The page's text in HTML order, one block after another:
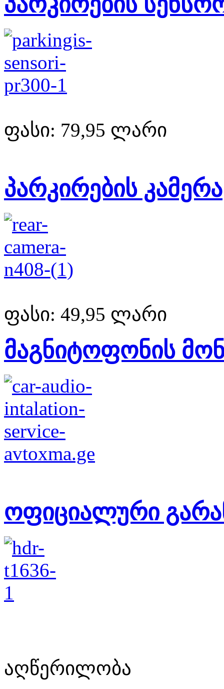
ფასი: 79,95 ლარი
პარკირების კამერა
ფასი: 49,95 ლარი
მაგნიტოფონის
ოფიციალური
აღწერილობა